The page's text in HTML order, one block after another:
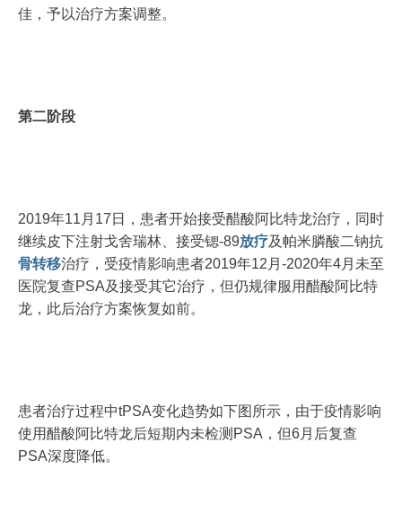
佳，予以治疗方案调整。
第二阶段
2019年11月17日，患者开始接受醋酸阿比特龙治疗，同时
继续皮下注射戈舍瑞林、接受锶-89放疗及帕米膦酸二钠抗
骨转移治疗，受疫情影响患者2019年12月-2020年4月未至
医院复查PSA及接受其它治疗，但仍规律服用醋酸阿比特
龙，此后治疗方案恢复如前。
患者治疗过程中tPSA变化趋势如下图所示，由于疫情影响
使用醋酸阿比特龙后短期内未检测PSA，但6月后复查
PSA深度降低。